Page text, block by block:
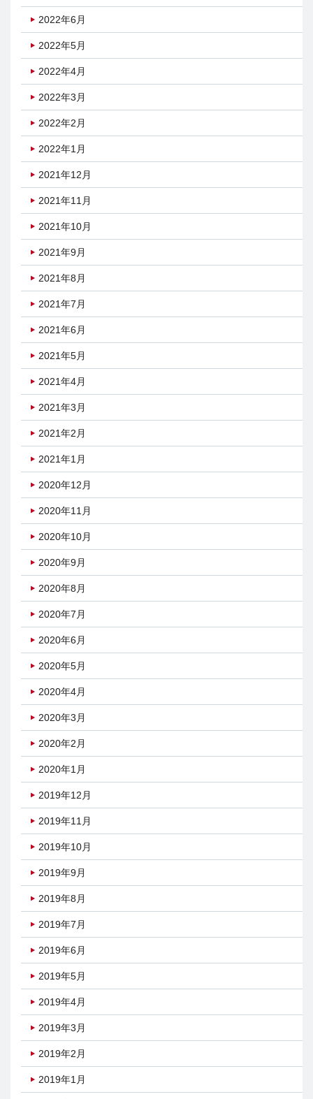
2022年6月
2022年5月
2022年4月
2022年3月
2022年2月
2022年1月
2021年12月
2021年11月
2021年10月
2021年9月
2021年8月
2021年7月
2021年6月
2021年5月
2021年4月
2021年3月
2021年2月
2021年1月
2020年12月
2020年11月
2020年10月
2020年9月
2020年8月
2020年7月
2020年6月
2020年5月
2020年4月
2020年3月
2020年2月
2020年1月
2019年12月
2019年11月
2019年10月
2019年9月
2019年8月
2019年7月
2019年6月
2019年5月
2019年4月
2019年3月
2019年2月
2019年1月